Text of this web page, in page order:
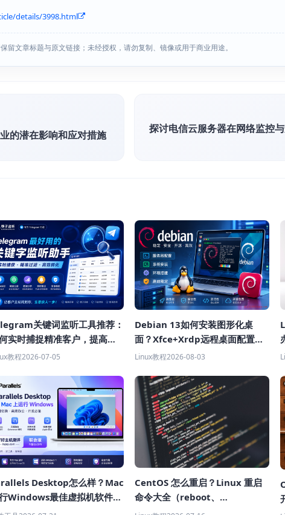
details/3998.html
留文章标题与原文链接；未经授权，请勿复制、镜像或用于商业用途。
的潜在影响和应对措施
探讨电信云服务器在网络监控
关键词监听工具推荐：
实时捕捉精准客户，提高获
率？
教程2026-07-05
Debian 13如何安装图形化桌
面？Xfce+Xrdp远程桌面配置教
程
Linux教程2026-08-03
Desktop怎么样？Mac
Windows最佳虚拟机软件推
CentOS 怎么重启？Linux 重启
命令大全（reboot、
shutdown、systemctl 教程）